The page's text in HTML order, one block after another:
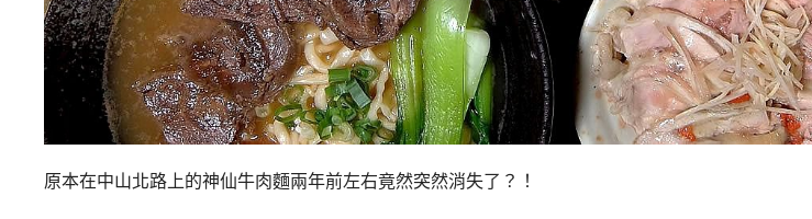
原本在中山北路上的神仙牛肉麵兩年前左右竟然突然消失了？！